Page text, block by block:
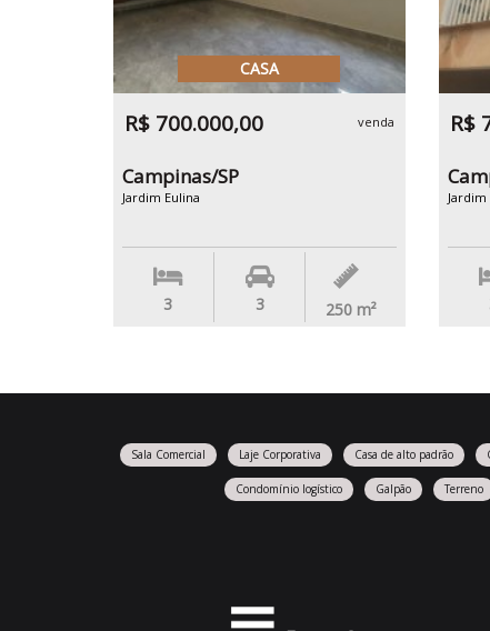
CASA
R$ 700.000,00 venda
Campinas/SP
Jardim Eulina
3 3 250 m²
R$
Jardim
Sala Comercial Laje Corporativa Casa de alto padrão
Condomínio logístico Galpão Terreno